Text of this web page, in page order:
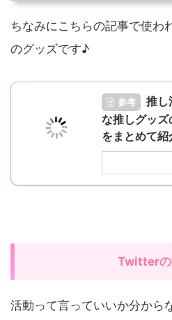
ちなみにこちらの記事で使わ
のグッズです♪
参考
推
な推しグッ
をまとめて紹
Twitterの
活動って言っていいか分から